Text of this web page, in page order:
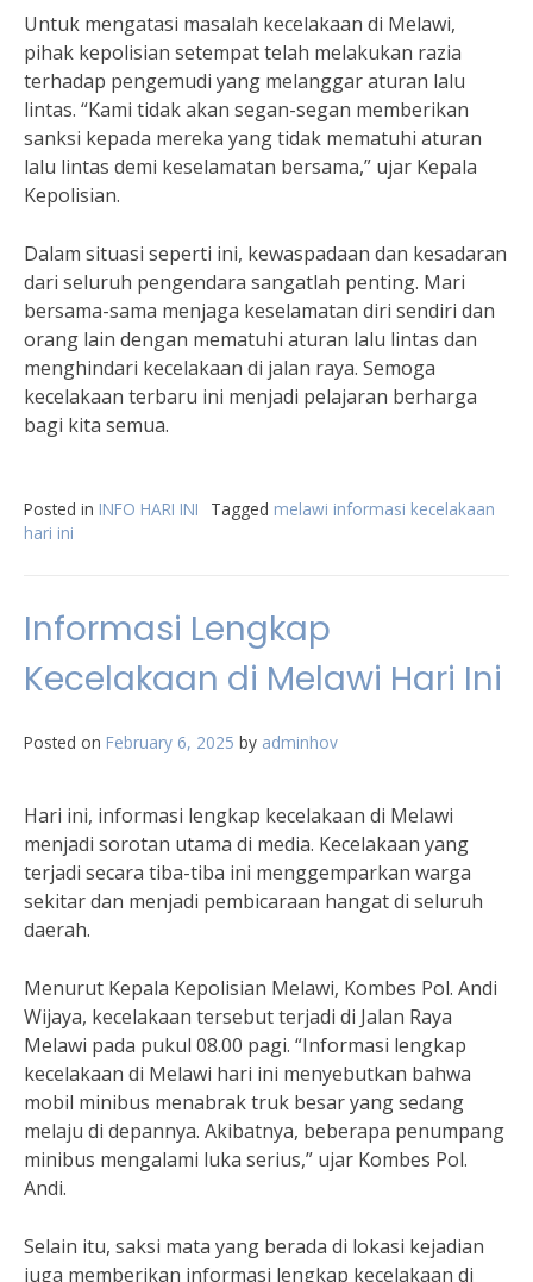
Untuk mengatasi masalah kecelakaan di Melawi,
pihak kepolisian setempat telah melakukan razia
terhadap pengemudi yang melanggar aturan lalu
lintas. “Kami tidak akan segan-segan memberikan
sanksi kepada mereka yang tidak mematuhi aturan
lalu lintas demi keselamatan bersama,” ujar Kepala
Kepolisian.
Dalam situasi seperti ini, kewaspadaan dan kesadaran
dari seluruh pengendara sangatlah penting. Mari
bersama-sama menjaga keselamatan diri sendiri dan
orang lain dengan mematuhi aturan lalu lintas dan
menghindari kecelakaan di jalan raya. Semoga
kecelakaan terbaru ini menjadi pelajaran berharga
bagi kita semua.
Posted in INFO HARI INI Tagged melawi informasi kecelakaan
hari ini
Informasi Lengkap
Kecelakaan di Melawi Hari Ini
Posted on February 6, 2025 by adminhov
Hari ini, informasi lengkap kecelakaan di Melawi
menjadi sorotan utama di media. Kecelakaan yang
terjadi secara tiba-tiba ini menggemparkan warga
sekitar dan menjadi pembicaraan hangat di seluruh
daerah.
Menurut Kepala Kepolisian Melawi, Kombes Pol. Andi
Wijaya, kecelakaan tersebut terjadi di Jalan Raya
Melawi pada pukul 08.00 pagi. “Informasi lengkap
kecelakaan di Melawi hari ini menyebutkan bahwa
mobil minibus menabrak truk besar yang sedang
melaju di depannya. Akibatnya, beberapa penumpang
minibus mengalami luka serius,” ujar Kombes Pol.
Andi.
Selain itu, saksi mata yang berada di lokasi kejadian
juga memberikan informasi lengkap kecelakaan di